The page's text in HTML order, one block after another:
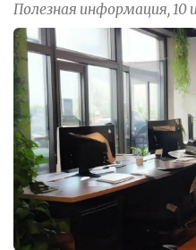
Полезная информация, 10